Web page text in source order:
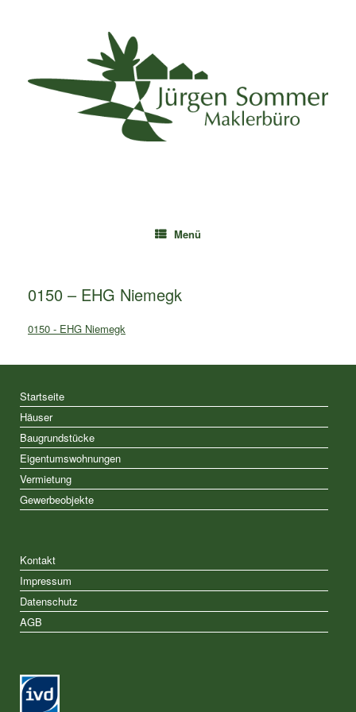
Menü
0150 – EHG Niemegk
0150 - EHG Niemegk
Startseite
Häuser
Baugrundstücke
Eigentumswohnungen
Vermietung
Gewerbeobjekte
Kontakt
Impressum
Datenschutz
AGB